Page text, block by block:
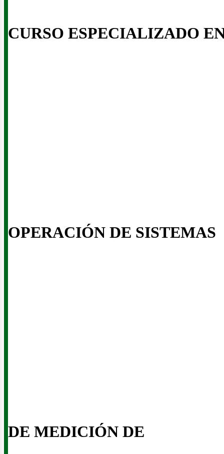
CURSO ESPECIALIZADO
OPERACIÓN DE SISTEMAS
DE MEDICIÓN DE